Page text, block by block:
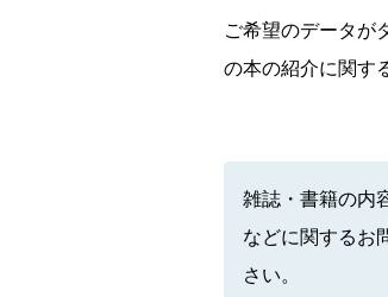
ご希望のデータが
の本の紹介に関す
雑誌・書籍の内
などに関するお
さい。